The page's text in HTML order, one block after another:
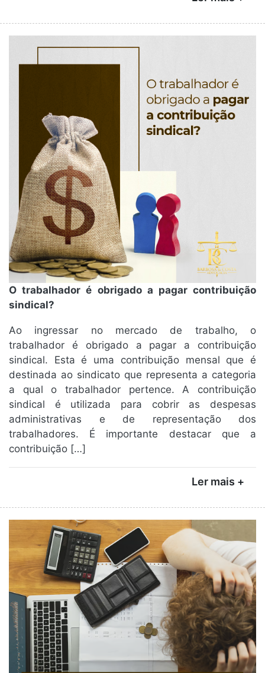
O trabalhador é obrigado a pagar contribuição
sindical?
Ao ingressar no mercado de trabalho, o
trabalhador é obrigado a pagar a contribuição
sindical. Esta é uma contribuição mensal que é
destinada ao sindicato que representa a categoria
a qual o trabalhador pertence. A contribuição
sindical é utilizada para cobrir as despesas
administrativas e de representação dos
trabalhadores. É importante destacar que a
contribuição […]
Ler mais +